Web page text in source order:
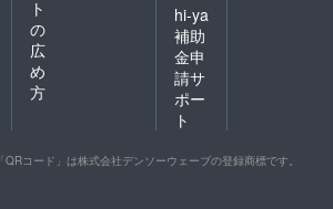
ト
の
広
め
方
hi-ya
補助
金申
請サ
ポー
ト
「QRコード」は株式会社デンソーウェーブの登録商標です。